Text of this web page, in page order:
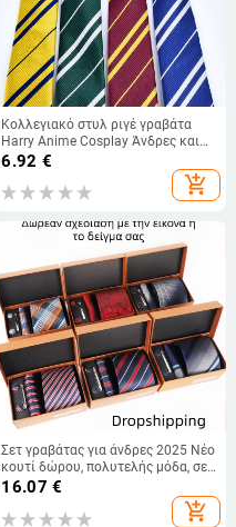
Κολλεγιακό στυλ ριγέ γραβάτα
Harry Anime Cosplay Άνδρες και
γυναίκες μαθητές Πότερ παιχνίδι
6.92 €
add_shopping_cart
Σετ γραβάτας για άνδρες 2025 Νέο
κουτί δώρου, πολυτελής μόδα, σετ
4 τεμαχίων για άνδρες
16.07 €
add_shopping_cart